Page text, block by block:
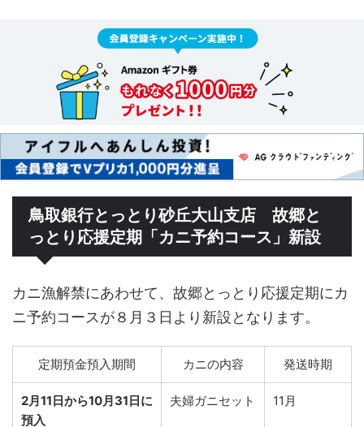
鳥取銀行とっとり砂丘大山支店 故郷と
っとり応援定期「カニ予約コース」新設
カニ漁解禁にあわせて、故郷とっとり応援定期にカ
ニ予約コースが８月３日より新設となります。
定期預金預入期間 カニの内容 発送時期
2月11日から10月31日に
預入
夫婦ガニセット 11月